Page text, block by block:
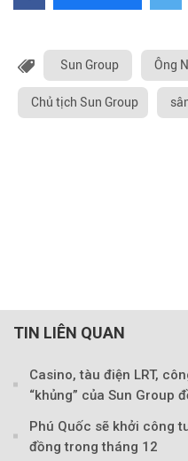
Sun Group Ông
Chủ tịch Sun Group
TIN LIÊN QUAN
Casino, tàu điện LRT,
“khủng” của Sun Group
Phú Quốc sẽ khởi công
đồng trong tháng 12